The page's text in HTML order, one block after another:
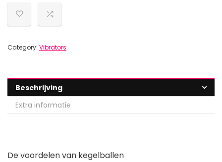
Category: Vibrators
Beschrijving
Extra informatie
De voordelen van kegelballen